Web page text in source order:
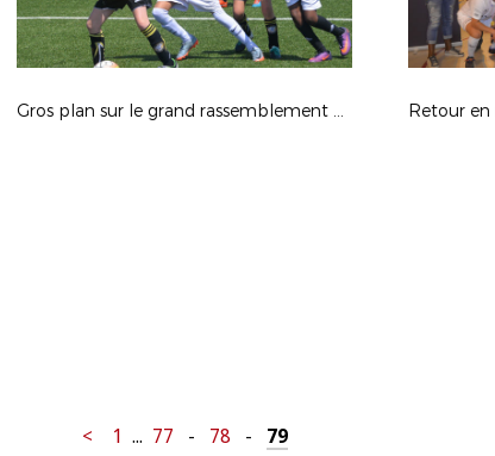
Gros plan sur le grand rassemblement fillofoot Retour en
< 1 ... 77 - 78 - 79